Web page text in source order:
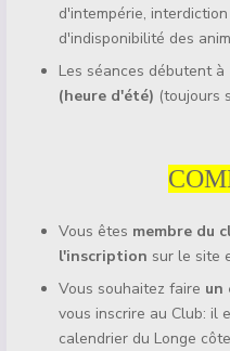
d'intempérie,
d'indisponibilité des
Les séances débutent à
(heure d'été) (toujours
Vous êtes membre du
l'inscription sur le site
Vous souhaitez faire un
vous inscrire au Club: il
calendrier du Longe